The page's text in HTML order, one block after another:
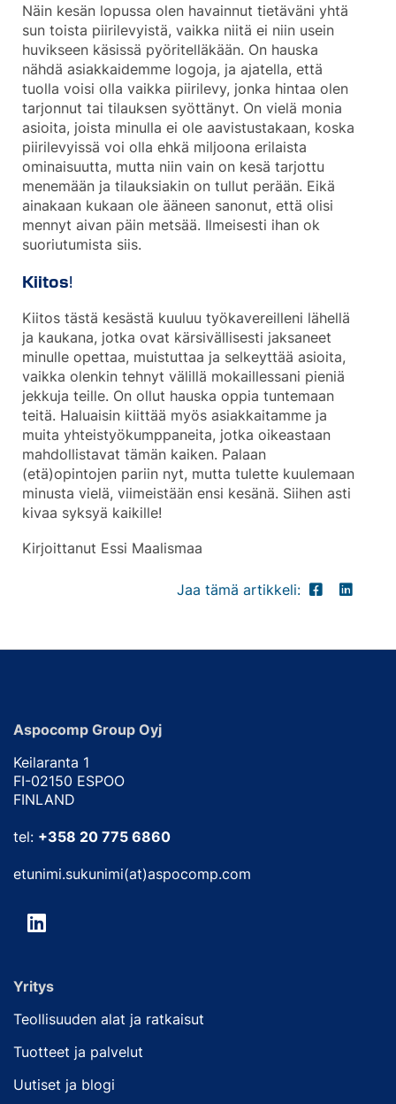
Näin kesän lopussa olen havainnut tietäväni yhtä
sun toista piirilevyistä, vaikka niitä ei niin usein
huvikseen käsissä pyöritelläkään. On hauska
nähdä asiakkaidemme logoja, ja ajatella, että
tuolla voisi olla vaikka piirilevy, jonka hintaa olen
tarjonnut tai tilauksen syöttänyt. On vielä monia
asioita, joista minulla ei ole aavistustakaan, koska
piirilevyissä voi olla ehkä miljoona erilaista
ominaisuutta, mutta niin vain on kesä tarjottu
menemään ja tilauksiakin on tullut perään. Eikä
ainakaan kukaan ole ääneen sanonut, että olisi
mennyt aivan päin metsää. Ilmeisesti ihan ok
suoriutumista siis.
Kiitos!
Kiitos tästä kesästä kuuluu työkavereilleni lähellä
ja kaukana, jotka ovat kärsivällisesti jaksaneet
minulle opettaa, muistuttaa ja selkeyttää asioita,
vaikka olenkin tehnyt välillä mokaillessani pieniä
jekkuja teille. On ollut hauska oppia tuntemaan
teitä. Haluaisin kiittää myös asiakkaitamme ja
muita yhteistyökumppaneita, jotka oikeastaan
mahdollistavat tämän kaiken. Palaan
(etä)opintojen pariin nyt, mutta tulette kuulemaan
minusta vielä, viimeistään ensi kesänä. Siihen asti
kivaa syksyä kaikille!
Kirjoittanut Essi Maalismaa
Jaa tämä artikkeli:
Aspocomp Group Oyj
Keilaranta 1
FI-02150 ESPOO
FINLAND
tel: +358 20 775 6860
etunimi.sukunimi(at)aspocomp.com
Yritys
Teollisuuden alat ja ratkaisut
Tuotteet ja palvelut
Uutiset ja blogi